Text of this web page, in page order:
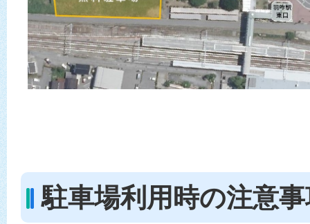
駐車場利用時の注意